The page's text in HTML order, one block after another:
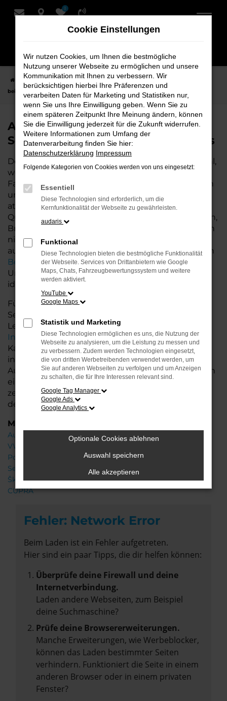
Zum
0
Startseite Hersteller Audi Audi A6
Audi A6 Gebrauchtwagen
bei Schmidt + Koch - Ihr Audi Autohaus
Audi A6 Gebrauchtwagen bei
Schmidt + Koch - Ihr Audi Autohaus
Der Gebrauchtwagen Audi A6 ist die perfekte Wahl,
wenn Sie ein zuverlässiges und gut erhaltenes
Fahrzeug suchen. Mit einem Gebrauchtwagen von
uns fahren Sie ein hochwertiges Auto zu einem
attraktiven Preis – und können sich auf geprüfte
Qualität verlassen. Als Ihr Audi Autohaus in Bremen,
Bremerhaven und Niedersachsen bieten wir Ihnen
nicht nur erstklassige Gebrauchtwagen, sondern
auch einen exzellenten Service. Unsere erfahrenen
Berater
stehen Ihnen mit fachkundiger
Unterstützung zur Seite und helfen Ihnen, das
ideale Fahrzeug zu finden.
Für Ihr Audi Fahrzeug bieten wir zusätzliche
Services wie flexible Finanzierungs- und
Leasingoptionen sowie die Möglichkeit zur
InzahlungnahmeIhres Altfahrzeugs. So wird der
Kauf Ihres Gebrauchtwagens noch einfacher und
individueller. Profitieren Sie von unserer großen
Auswahl an Gebrauchtwagen und lassen Sie sich in
einer ausführlichen Beratung Ihr Wunschfahrzeug
zeigen. Wir freuen uns darauf, Ihnen bei der Wahl
des perfekten Audi A6 zu helfen!
Marken
Audi
VW
Porsche
Seat
Škoda
CUPRA
Fehler: Network Error
Beim Laden ist ein Fehler aufgetreten.
Hier sind ein paar Tipps, die dir helfen können:
Überprüfe deine Firewall und deine
Internetverbindung.
Laden andere Webseiten, zum Beispiel
deine Suchmaschine?
Prüfe deine Browsererweiterungen.
Manche Erweiterungen, wie Werbeblocker,
können das Laden bestimmter Seiten
verhindern. Funktioniert die Seite in einem
anderen Browser oder in einem privaten
Fenster?
Cookie Einstellungen
Wir nutzen Cookies, um Ihnen die bestmögliche
Nutzung unserer Webseite zu ermöglichen und unsere
Kommunikation mit Ihnen zu verbessern. Wir
berücksichtigen hierbei Ihre Präferenzen und
verarbeiten Daten für Marketing und Statistiken nur,
wenn Sie uns Ihre Einwilligung geben. Wenn Sie zu
einem späteren Zeitpunkt Ihre Meinung ändern, können
Sie die Einwilligung jederzeit für die Zukunft widerrufen.
Weitere Informationen zum Umfang der
Datenverarbeitung finden Sie hier:
Datenschutzerklärung Impressum
Folgende Kategorien von Cookies werden von uns eingesetzt:
Essentiell
Diese Technologien sind erforderlich, um die
Kernfunktionalität der Webseite zu gewährleisten.
audaris
Funktional
Diese Technologien bieten die bestmögliche Funktionalität
der Webseite. Services von Drittanbietern wie Google
Maps, Chats, Fahrzeugbewertungssystem und weitere
werden aktiviert.
YouTube
Google Maps
Statistik und Marketing
Diese Technologien ermöglichen es uns, die Nutzung der
Webseite zu analysieren, um die Leistung zu messen und
zu verbessern. Zudem werden Technologien eingesetzt,
die von dritten Werbetreibenden verwendet werden, um
Sie auf anderen Webseiten zu verfolgen und um Anzeigen
zu schalten, die für Ihre Interessen relevant sind.
Google Tag Manager
Google Ads
Google Analytics
Optionale Cookies ablehnen
Auswahl speichern
Alle akzeptieren